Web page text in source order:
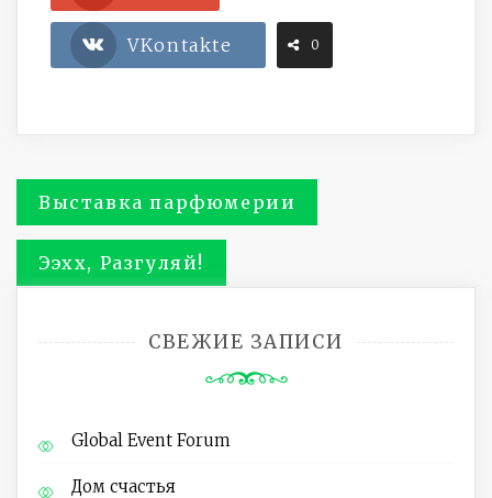
VKontakte 0
Навигация
по
записям
Выставка парфюмерии
Ээхх, Разгуляй!
СВЕЖИЕ ЗАПИСИ
Global Event Forum
Дом счастья